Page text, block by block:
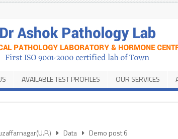
AVAILABLE TEST PROFILES OUR SERVICES
Data Demo post 6